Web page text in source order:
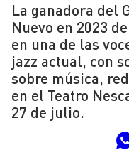
La ganadora del
Nuevo en 2023
en una de las
jazz actual, con
sobre música,
en el Teatro
27 de julio.